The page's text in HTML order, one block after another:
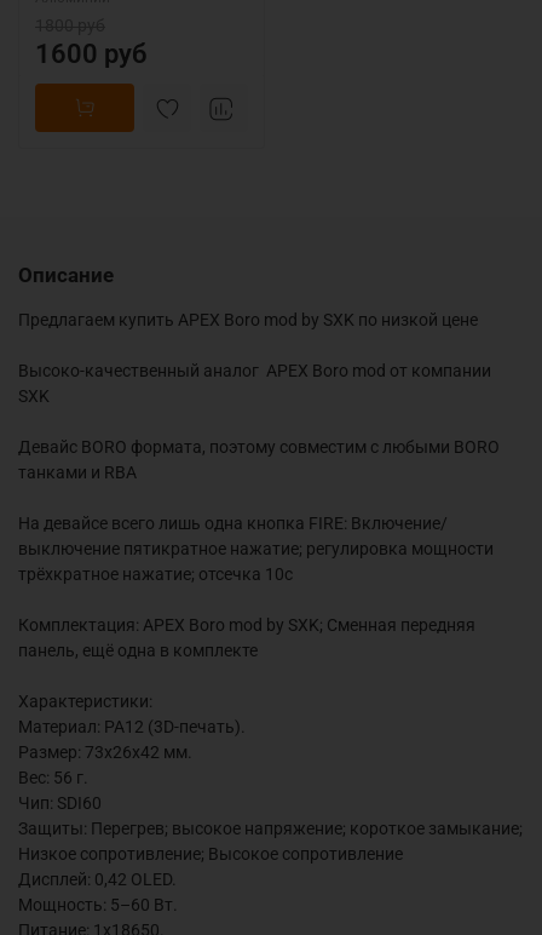
1600 руб
Описание
Предлагаем купить APEX Boro mod by SXK по низкой цене
Высоко-качественный аналог APEX Boro mod от компании
SXK
Девайс BORO формата, поэтому совместим с любыми BORO
танками и RBA
На девайсе всего лишь одна кнопка FIRE: Включение/
выключение пятикратное нажатие; регулировка мощности
трёхкратное нажатие; отсечка 10с
Комплектация: APEX Boro mod by SXK; Сменная передняя
панель, ещё одна в комплекте
Характеристики:
Материал: PA12 (3D-печать).
Размер: 73x26x42 мм.
Вес: 56 г.
Чип: SDI60
Защиты: Перегрев; высокое напряжение; короткое замыкание;
Низкое сопротивление; Высокое сопротивление
Дисплей: 0,42 OLED.
Мощность: 5–60 Вт.
Питание: 1x18650.